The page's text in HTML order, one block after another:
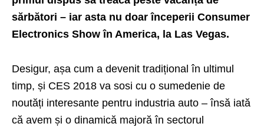
sărbători – iar asta nu doar începerii Consumer
Electronics Show în America, la Las Vegas.
Desigur, așa cum a devenit tradițional în ultimul
timp, și CES 2018 va sosi cu o sumedenie de
noutăți interesante pentru industria auto – însă iată
că avem și o dinamică majoră în sectorul